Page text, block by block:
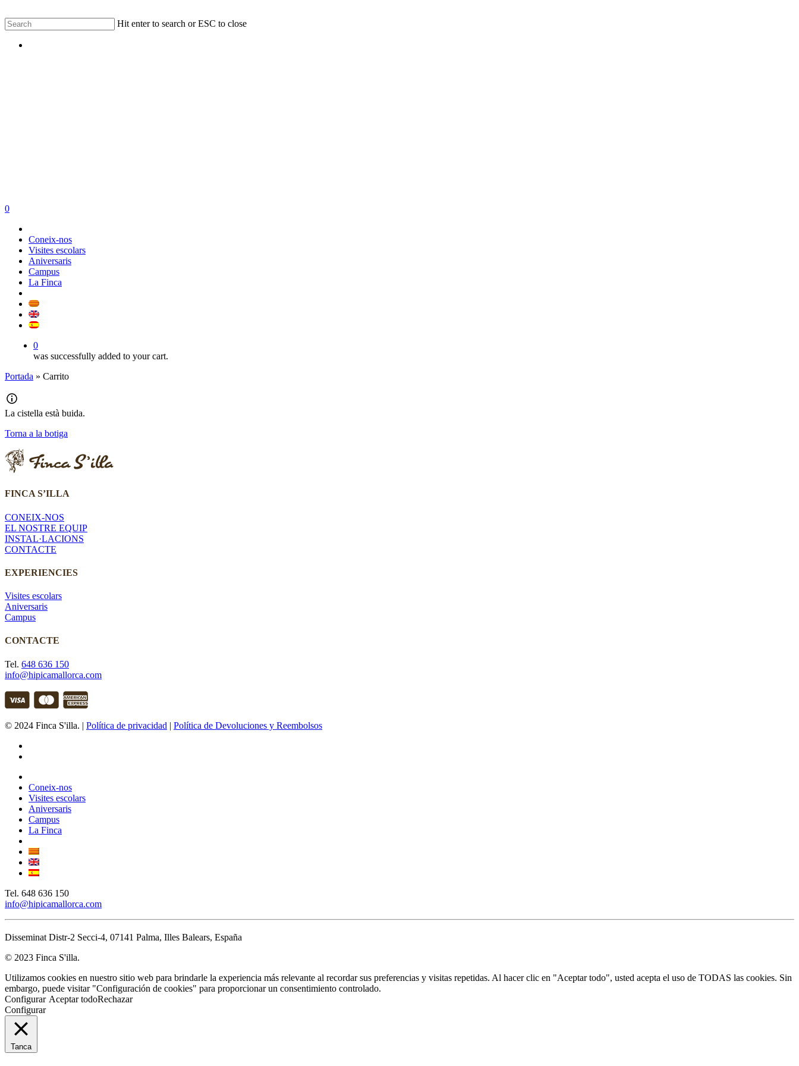
Skip
to
main
Hit enter to search or ESC to close
Search
0
Coneix-nos
Visites escolars
Aniversaris
Campus
La Finca
0
was successfully added to your cart.
Portada » Carrito
La cistella està buida.
Torna a la botiga
FINCA S’ILLA
CONEIX-NOS
EL NOSTRE EQUIP
INSTAL·LACIONS
CONTACTE
EXPERIENCIES
Visites escolars
Aniversaris
Campus
CONTACTE
Tel. 648 636 150
info@hipicamallorca.com
© 2024 Finca S'illa. | Política de privacidad | Política de Devoluciones y Reembolsos
Close
Menu
Coneix-nos
Visites escolars
Aniversaris
Campus
La Finca
Tel. 648 636 150
info@hipicamallorca.com
Disseminat Distr-2 Secci-4, 07141 Palma, Illes Balears, España
© 2023 Finca S'illa.
Utilizamos cookies en nuestro sitio web para brindarle la experiencia más relevante al recordar sus preferencias y visitas repetidas. Al hacer clic en "Aceptar todo", usted acepta el uso de TODAS las cookies. Sin
embargo, puede visitar "Configuración de cookies" para proporcionar un consentimiento controlado.
Configurar Aceptar todoRechazar
Configurar
Tanca